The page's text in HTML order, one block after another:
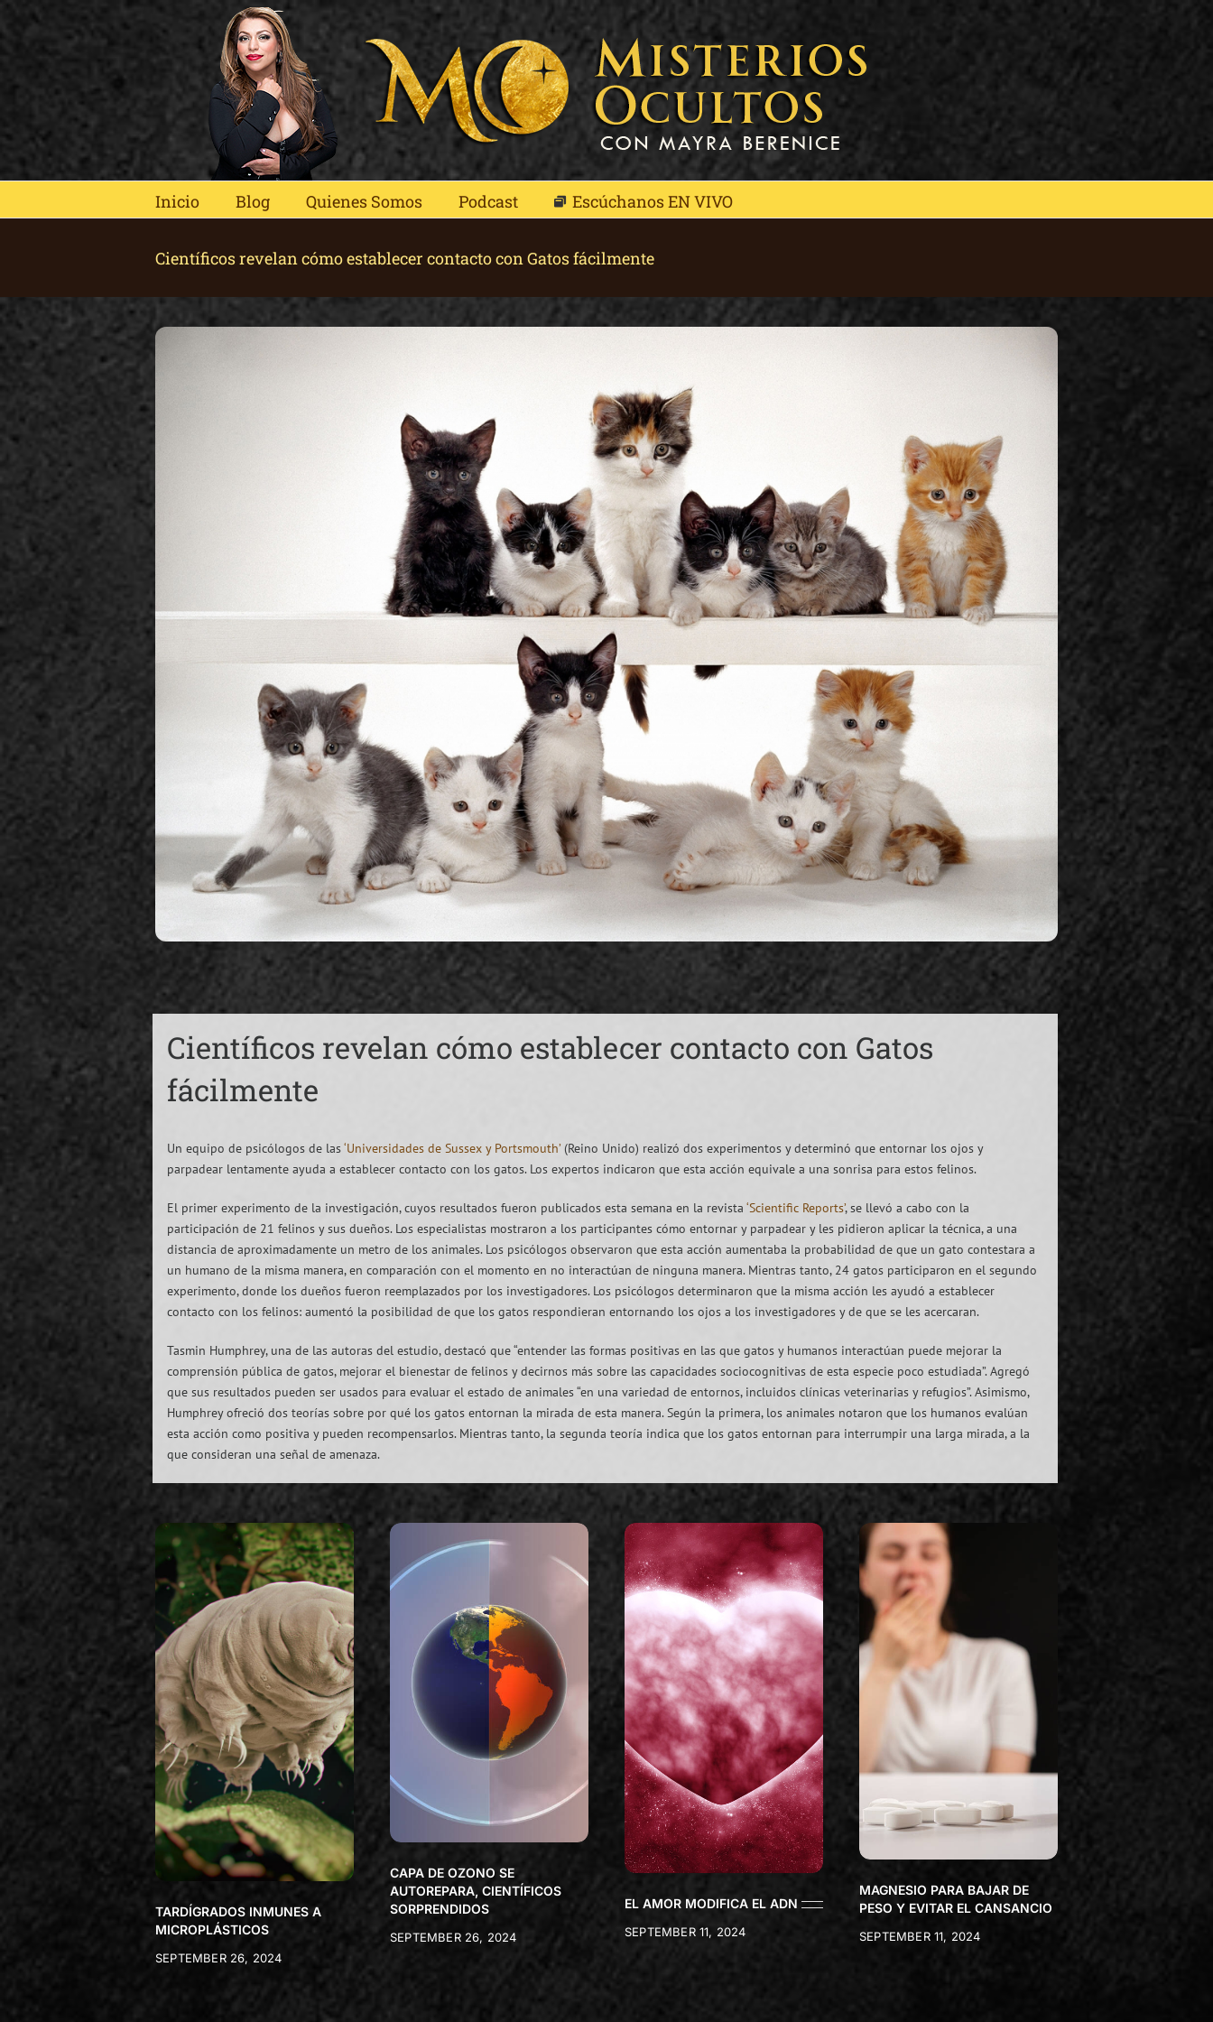
to
Inicio Blog Quienes Somos Podcast Escúchanos EN VIVO
Científicos revelan cómo establecer contacto con Gatos fácilmente
Científicos revelan cómo establecer contacto con Gatos
fácilmente
Un equipo de psicólogos de las‘Universidades de Sussex y Portsmouth’(Reino Unido) realizó dos experimentos y determinó que entornar los ojos y
parpadear lentamente ayuda a establecer contacto con los gatos. Los expertos indicaron que esta acción equivale a una sonrisa para estos felinos.
El primer experimento de la investigación, cuyos resultados fueron publicados esta semana en la revista ‘Scientific Reports’, se llevó a cabo con la
participación de 21 felinos y sus dueños. Los especialistas mostraron a los participantes cómo entornar y parpadear y les pidieron aplicar la técnica, a una
distancia de aproximadamente un metro de los animales. Los psicólogos observaron que esta acción aumentaba la probabilidad de que un gato contestara a
un humano de la misma manera, en comparación con el momento en no interactúan de ninguna manera. Mientras tanto, 24 gatos participaron en el segundo
experimento, donde los dueños fueron reemplazados por los investigadores. Los psicólogos determinaron que la misma acción les ayudó a establecer
contacto con los felinos: aumentó la posibilidad de que los gatos respondieran entornando los ojos a los investigadores y de que se les acercaran.
Tasmin Humphrey, una de las autoras del estudio, destacó que “entender las formas positivas en las que gatos y humanos interactúan puede mejorar la
comprensión pública de gatos, mejorar el bienestar de felinos y decirnos más sobre las capacidades sociocognitivas de esta especie poco estudiada”. Agregó
que sus resultados pueden ser usados para evaluar el estado de animales “en una variedad de entornos, incluidos clínicas veterinarias y refugios”. Asimismo,
Humphrey ofreció dos teorías sobre por qué los gatos entornan la mirada de esta manera. Según la primera, los animales notaron que los humanos evalúan
esta acción como positiva y pueden recompensarlos. Mientras tanto, la segunda teoría indica que los gatos entornan para interrumpir una larga mirada, a la
que consideran una señal de amenaza.
TARDÍGRADOS INMUNES A
MICROPLÁSTICOS
SEPTEMBER 26, 2024
CAPA DE OZONO SE
AUTOREPARA, CIENTÍFICOS
SORPRENDIDOS
SEPTEMBER 26, 2024
EL AMOR MODIFICA EL ADN
SEPTEMBER 11, 2024
MAGNESIO PARA BAJAR DE
PESO Y EVITAR EL CANSANCIO
SEPTEMBER 11, 2024